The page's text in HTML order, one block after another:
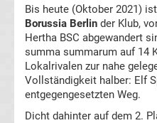
Champions
League
Ergebnisse
Europa
Bis heute (Oktober 2021)
Borussia Berlin der Klub,
Hertha BSC abgewandert
summa summarum auf 14
Lokalrivalen zur nahe
Vollständigkeit halber: Elf
entgegengesetzten Weg.
Dicht dahinter auf dem 2.